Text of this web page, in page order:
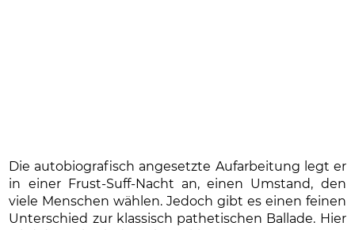
Die autobiografisch angesetzte Aufarbeitung legt er
in einer Frust-Suff-Nacht an, einen Umstand, den
viele Menschen wählen. Jedoch gibt es einen feinen
Unterschied zur klassisch pathetischen Ballade. Hier